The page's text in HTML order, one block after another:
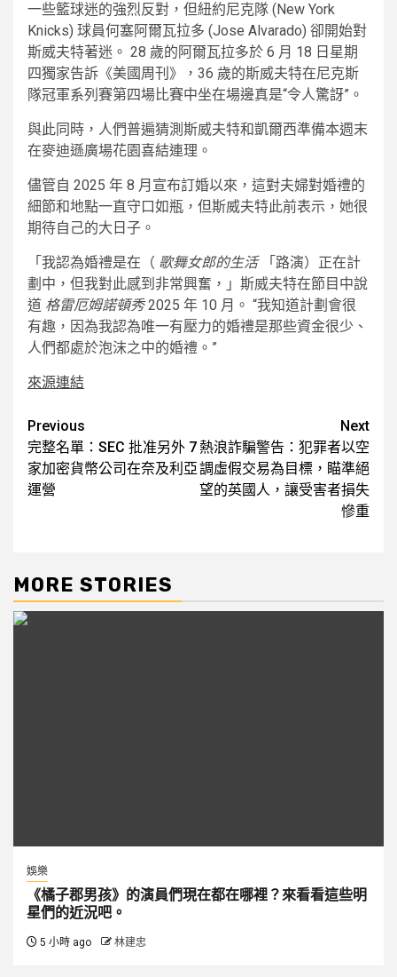
一些籃球迷的強烈反對，但紐約尼克隊 (New York
Knicks) 球員何塞阿爾瓦拉多 (Jose Alvarado) 卻開始對
斯威夫特著迷。 28 歲的阿爾瓦拉多於 6 月 18 日星期
四獨家告訴《美國周刊》，36 歲的斯威夫特在尼克斯
隊冠軍系列賽第四場比賽中坐在場邊真是“令人驚訝”。
與此同時，人們普遍猜測斯威夫特和凱爾西準備本週末
在麥迪遜廣場花園喜結連理。
儘管自 2025 年 8 月宣布訂婚以來，這對夫婦對婚禮的
細節和地點一直守口如瓶，但斯威夫特此前表示，她很
期待自己的大日子。
「我認為婚禮是在（ 歌舞女郎的生活「路演）正在計
劃中，但我對此感到非常興奮，」斯威夫特在節目中說
道 格雷厄姆諾頓秀2025 年 10 月。 “我知道計劃會很
有趣，因為我認為唯一有壓力的婚禮是那些資金很少、
人們都處於泡沫之中的婚禮。”
來源連結
Post
navigation
Previous
完整名單：SEC 批准另外 7
家加密貨幣公司在奈及利亞
運營
Next
熱浪詐騙警告：犯罪者以空
調虛假交易為目標，瞄準絕
望的英國人，讓受害者損失
慘重
MORE STORIES
娛樂
《橘子郡男孩》的演員們現在都在哪裡？來看看這些明
星們的近況吧。
5 小時 ago 林建忠